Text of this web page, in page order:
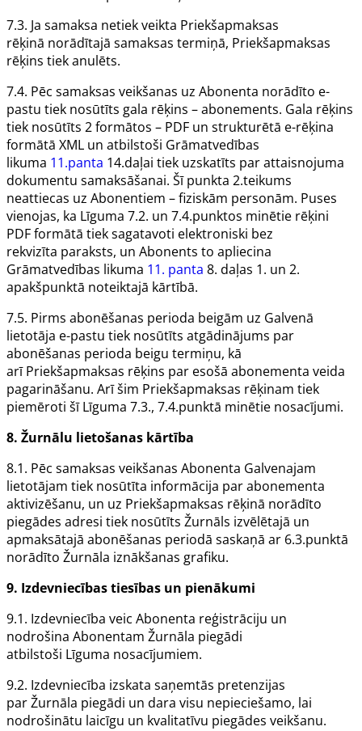
7.3. Ja samaksa netiek veikta Priekšapmaksas
rēķinā norādītajā samaksas termiņā, Priekšapmaksas
rēķins tiek anulēts.
7.4. Pēc samaksas veikšanas uz Abonenta norādīto e-
pastu tiek nosūtīts gala rēķins – abonements. Gala rēķins
tiek nosūtīts 2 formātos – PDF un strukturētā e-rēķina
formātā XML un atbilstoši Grāmatvedības
likuma 11.panta 14.daļai tiek uzskatīts par attaisnojuma
dokumentu samaksāšanai. Šī punkta 2.teikums
neattiecas uz Abonentiem – fiziskām personām. Puses
vienojas, ka Līguma 7.2. un 7.4.punktos minētie rēķini
PDF formātā tiek sagatavoti elektroniski bez
rekvizīta paraksts, un Abonents to apliecina
Grāmatvedības likuma 11. panta 8. daļas 1. un 2.
apakšpunktā noteiktajā kārtībā.
7.5. Pirms abonēšanas perioda beigām uz Galvenā
lietotāja e-pastu tiek nosūtīts atgādinājums par
abonēšanas perioda beigu termiņu, kā
arīPriekšapmaksas rēķins par esošā abonementa veida
pagarināšanu. Arī šim Priekšapmaksas rēķinam tiek
piemēroti šī Līguma 7.3., 7.4.punktā minētie nosacījumi.
8. Žurnālu lietošanas kārtība
8.1. Pēc samaksas veikšanas Abonenta Galvenajam
lietotājam tiek nosūtīta informācija par abonementa
aktivizēšanu, un uz Priekšapmaksas rēķinā norādīto
piegādes adresi tiek nosūtīts Žurnāls izvēlētajā un
apmaksātajā abonēšanas periodā saskaņā ar 6.3.punktā
norādīto Žurnāla iznākšanas grafiku.
9. Izdevniecībastiesības un pienākumi
9.1. Izdevniecība veic Abonenta reģistrāciju un
nodrošina Abonentam Žurnāla piegādi
atbilstoši Līguma nosacījumiem.
9.2. Izdevniecība izskata saņemtās pretenzijas
parŽurnāla piegādi un dara visu nepieciešamo, lai
nodrošinātu laicīgu un kvalitatīvu piegādes veikšanu.